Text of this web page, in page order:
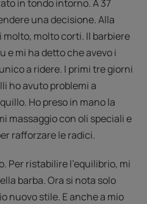
in tondo intorno. A 37
una decisione. Alla
molto corti. Il barbiere
e mi ha detto che avevo i
a ridere. I primi tre giorni
ho avuto problemi a
Ho preso in mano la
massaggio con oli speciali e
rafforzare le radici.
Per ristabilire l'equilibrio, mi
barba. Ora si nota solo
nuovo stile. E anche a mio